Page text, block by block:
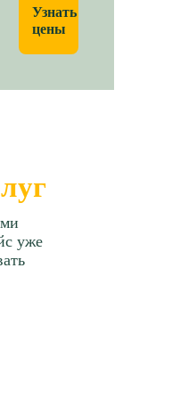
Узнать
цены
уже